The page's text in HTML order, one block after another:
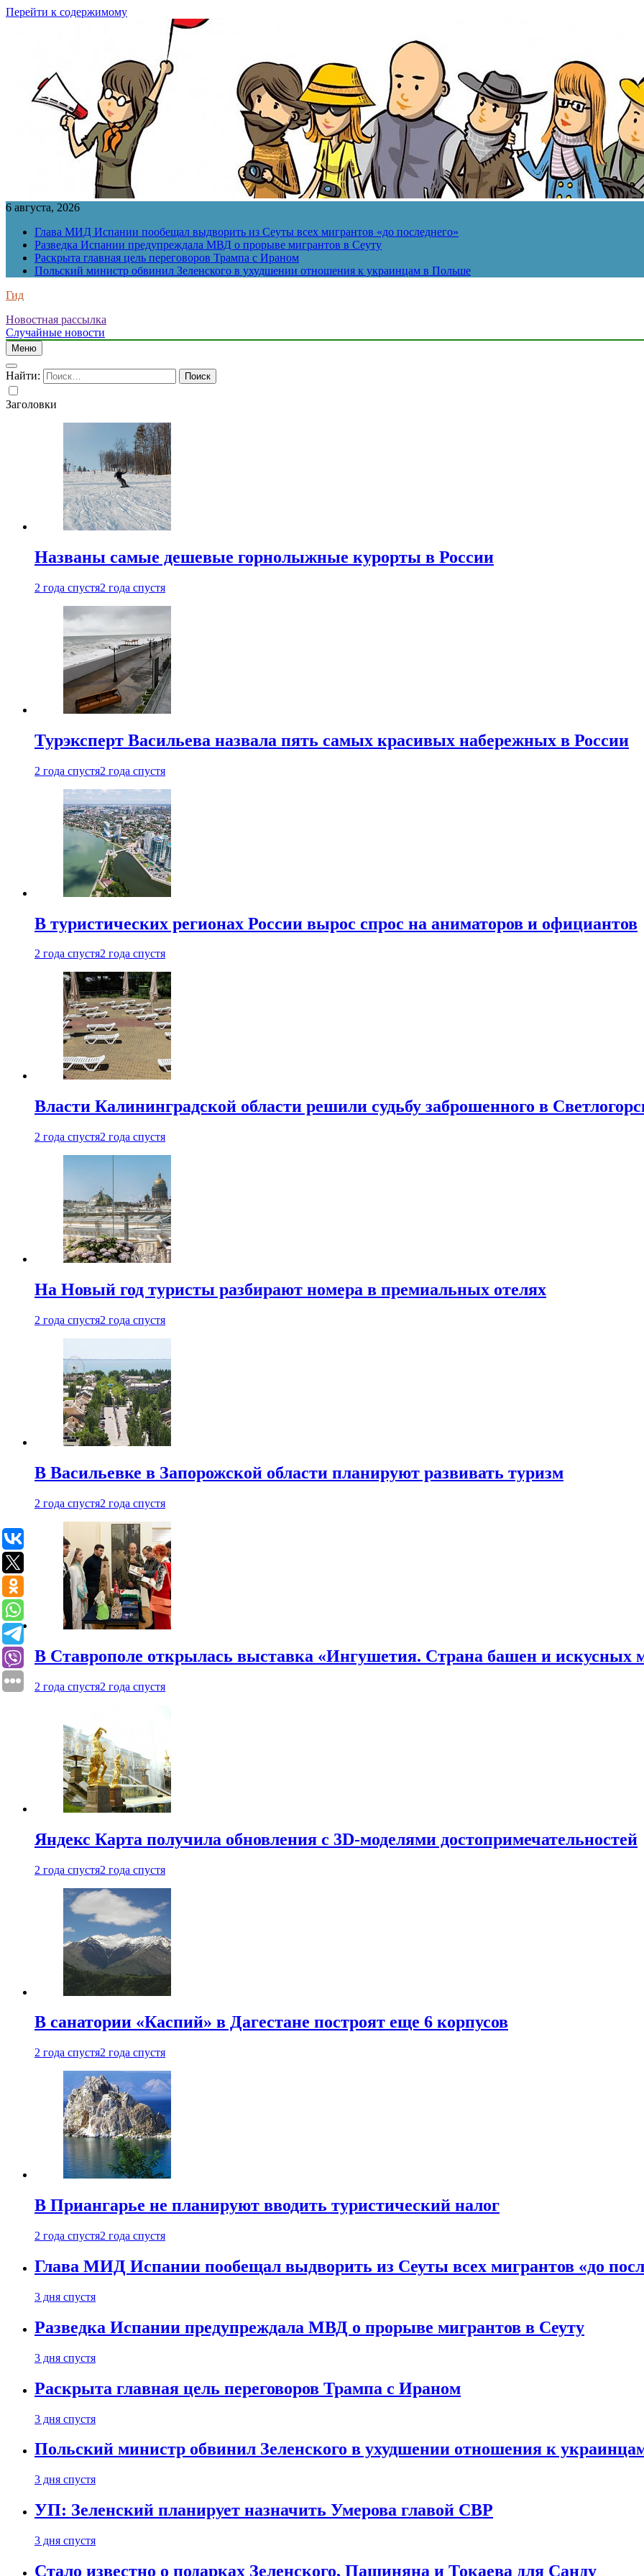
Перейти к содержимому
6 августа, 2026
Глава МИД Испании пообещал выдворить из Сеуты всех мигрантов «до последнего»
Разведка Испании предупреждала МВД о прорыве мигрантов в Сеуту
Раскрыта главная цель переговоров Трампа с Ираном
Польский министр обвинил Зеленского в ухудшении отношения к украинцам в Польше
Гид
Новостная рассылка
Случайные новости
Меню
Найти:
Заголовки
Названы самые дешевые горнолыжные курорты в России
2 года спустя2 года спустя
Турэксперт Васильева назвала пять самых красивых набережных в России
2 года спустя2 года спустя
В туристических регионах России вырос спрос на аниматоров и официантов
2 года спустя2 года спустя
Власти Калининградской области решили судьбу заброшенного в
2 года спустя2 года спустя
На Новый год туристы разбирают номера в премиальных отелях
2 года спустя2 года спустя
В Васильевке в Запорожской области планируют развивать туризм
2 года спустя2 года спустя
В Ставрополе открылась выставка «Ингушетия. Страна башен и искусных
2 года спустя2 года спустя
Яндекс Карта получила обновления с 3D-моделями достопримечательностей
2 года спустя2 года спустя
В санатории «Каспий» в Дагестане построят еще 6 корпусов
2 года спустя2 года спустя
В Приангарье не планируют вводить туристический налог
2 года спустя2 года спустя
Глава МИД Испании пообещал выдворить из Сеуты всех мигрантов «до
3 дня спустя
Разведка Испании предупреждала МВД о прорыве мигрантов в Сеуту
3 дня спустя
Раскрыта главная цель переговоров Трампа с Ираном
3 дня спустя
Польский министр обвинил Зеленского в ухудшении отношения к
3 дня спустя
УП: Зеленский планирует назначить Умерова главой СВР
3 дня спустя
Стало известно о подарках Зеленского, Пашиняна и Токаева для Санду